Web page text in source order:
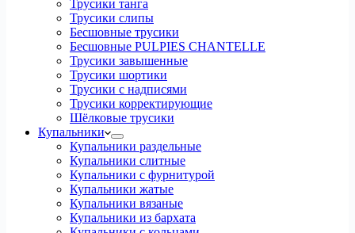
Трусики танга
Трусики слипы
Бесшовные трусики
Бесшовные PULPIES CHANTELLE
Трусики завышенные
Трусики шортики
Трусики с надписями
Трусики корректирующие
Шёлковые трусики
Купальники
Купальники раздельные
Купальники слитные
Купальники с фурнитурой
Купальники жатые
Купальники вязаные
Купальники из бархата